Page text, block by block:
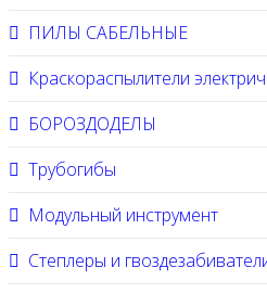
ПИЛЫ САБЕЛЬНЫЕ
Краскораспылители
БОРОЗДОДЕЛЫ
Трубогибы
Модульный инструмент
Степлеры и